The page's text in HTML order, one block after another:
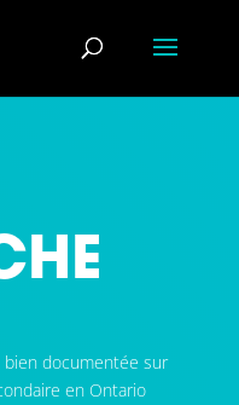
documentée sur
en Ontario